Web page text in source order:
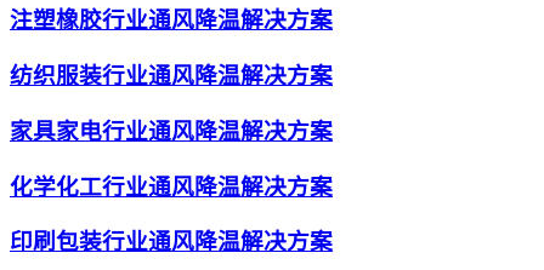
工业省电空调
厂房降温方案
关于爽风
注塑橡胶行业通风降温解决方案
纺织服装行业通风降温解决方案
家具家电行业通风降温解决方案
化学化工行业通风降温解决方案
印刷包装行业通风降温解决方案